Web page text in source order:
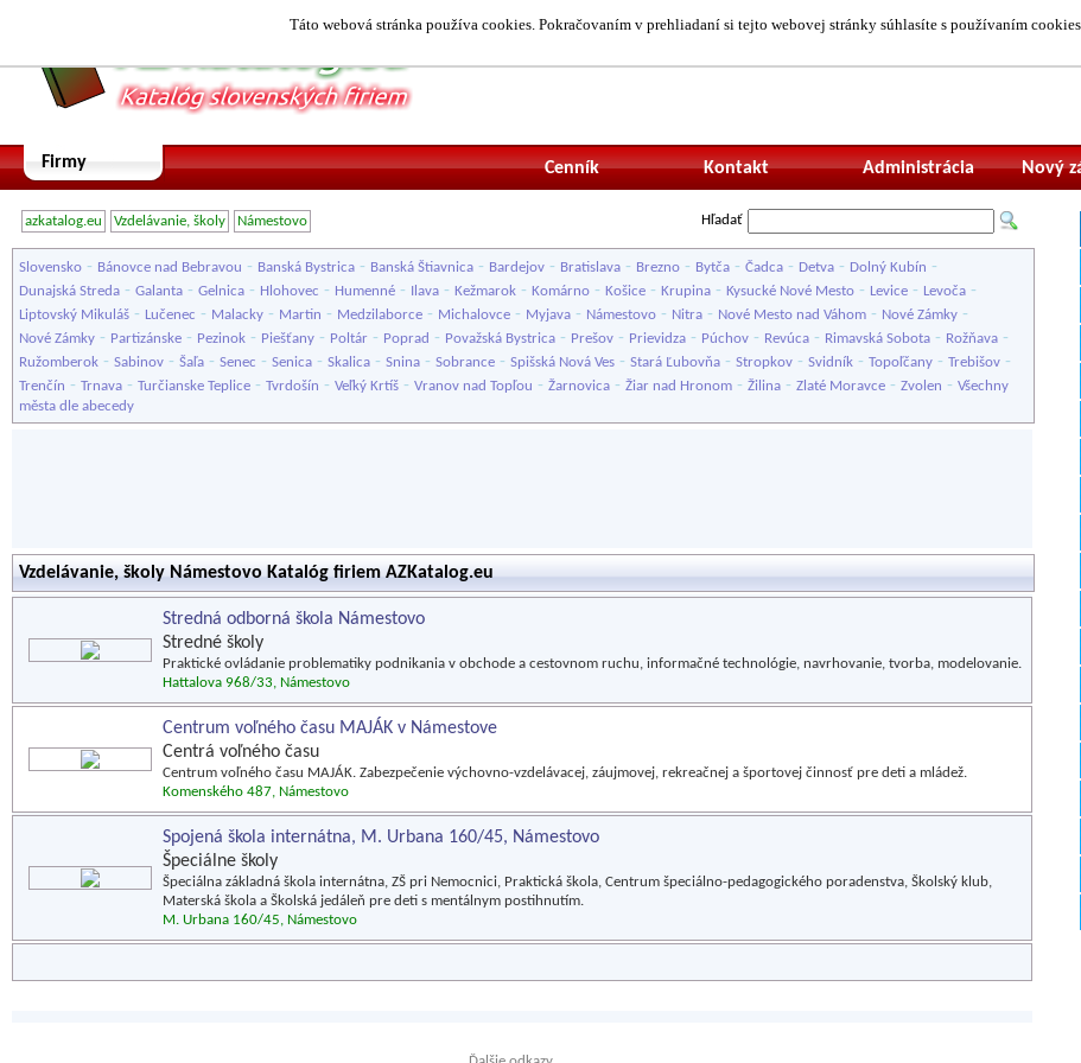
Táto webová stránka používa cookies. Pokračovaním v prehliadaní si tejto webovej stránky súhlasíte s používaním
Firmy Nový
Administrácia
Kontakt
Cenník
azkatalog.eu Vzdelávanie, školy Námestovo Hľadať
Slovensko - Bánovce nad Bebravou - Banská Bystrica - Banská Štiavnica - Bardejov - Bratislava - Brezno - Bytča - Čadca - Detva - Dolný Kubín -
Dunajská Streda - Galanta - Gelnica - Hlohovec - Humenné - Ilava - Kežmarok - Komárno - Košice - Krupina - Kysucké Nové Mesto - Levice - Levoča -
Liptovský Mikuláš - Lučenec - Malacky - Martin - Medzilaborce - Michalovce - Myjava - Námestovo - Nitra - Nové Mesto nad Váhom - Nové Zámky -
Nové Zámky - Partizánske - Pezinok - Piešťany - Poltár - Poprad - Považská Bystrica - Prešov - Prievidza - Púchov - Revúca - Rimavská Sobota - Rožňava -
Ružomberok - Sabinov - Šaľa - Senec - Senica - Skalica - Snina - Sobrance - Spišská Nová Ves - Stará Ľubovňa - Stropkov - Svidník - Topoľčany - Trebišov -
Trenčín - Trnava - Turčianske Teplice - Tvrdošín - Veľký Krtíš - Vranov nad Topľou - Žarnovica - Žiar nad Hronom - Žilina - Zlaté Moravce - Zvolen - Všechny
města dle abecedy
Vzdelávanie, školy Námestovo Katalóg firiem AZKatalog.eu
Stredná odborná škola Námestovo
Stredné školy
Praktické ovládanie problematiky podnikania v obchode a cestovnom ruchu, informačné technológie, navrhovanie, tvorba, modelovanie.
Hattalova 968/33, Námestovo
Centrum voľného času MAJÁK v Námestove
Centrá voľného času
Centrum voľného času MAJÁK. Zabezpečenie výchovno-vzdelávacej, záujmovej, rekreačnej a športovej činnosť pre deti a mládež.
Komenského 487, Námestovo
Spojená škola internátna, M. Urbana 160/45, Námestovo
Špeciálne školy
Špeciálna základná škola internátna, ZŠ pri Nemocnici, Praktická škola, Centrum špeciálno-pedagogického poradenstva, Školský klub,
Materská škola a Školská jedáleň pre deti s mentálnym postihnutím.
M. Urbana 160/45, Námestovo